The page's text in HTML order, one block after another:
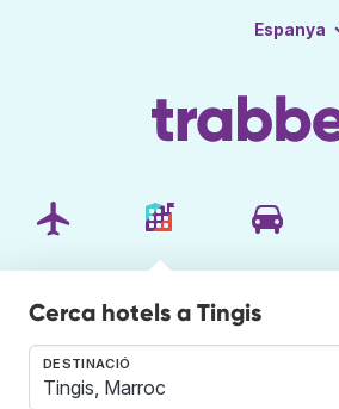
Espanya
Cerca hotels a Tingis
DESTINACIÓ